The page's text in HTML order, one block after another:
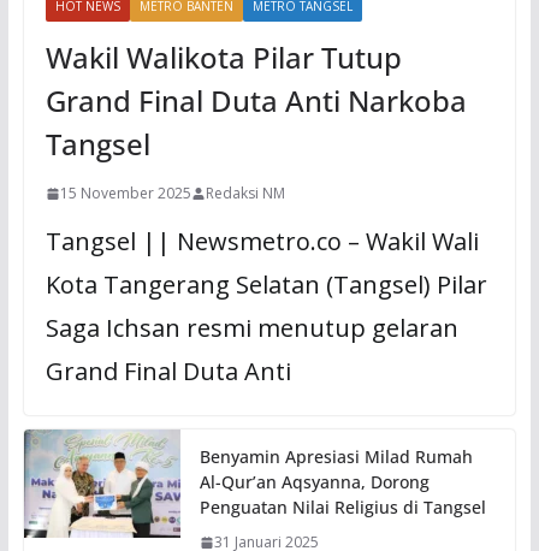
HOT NEWS METRO BANTEN METRO TANGSEL
Wakil Walikota Pilar Tutup
Grand Final Duta Anti Narkoba
Tangsel
15 November 2025 Redaksi NM
Tangsel || Newsmetro.co – Wakil Wali
Kota Tangerang Selatan (Tangsel) Pilar
Saga Ichsan resmi menutup gelaran
Grand Final Duta Anti
Benyamin Apresiasi Milad Rumah
Al-Qur’an Aqsyanna, Dorong
Penguatan Nilai Religius di Tangsel
31 Januari 2025